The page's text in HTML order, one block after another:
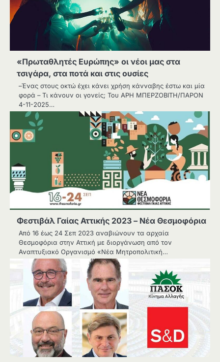
«Πρωταθλητές Ευρώπης» οι νέοι μας στα
τσιγάρα, στα ποτά και στις ουσίες
–Ένας στους οκτώ έχει κάνει χρήση κάνναβης έστω και μία
φορά – Τι κάνουν οι γονείς; Του ΑΡΗ ΜΠΕΡΖΟΒΙΤΗ/ΠΑΡΟΝ
4-11-2025…
Φεστιβάλ Γαίας Αττικής 2023 – Νέα Θεσμοφόρια
Από 16 έως 24 Σεπ 2023 αναβιώνουν τα αρχαία
Θεσμοφόρια στην Αττική με διοργάνωση από τον
Αναπτυξιακό Οργανισμό «Νέα Μητροπολιτική…